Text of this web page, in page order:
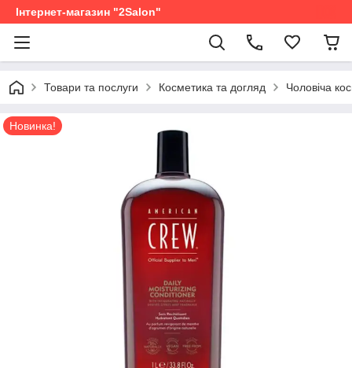
Інтернет-магазин "2Salon"
Товари та послуги Косметика та догляд Чоловіча
Новинка!